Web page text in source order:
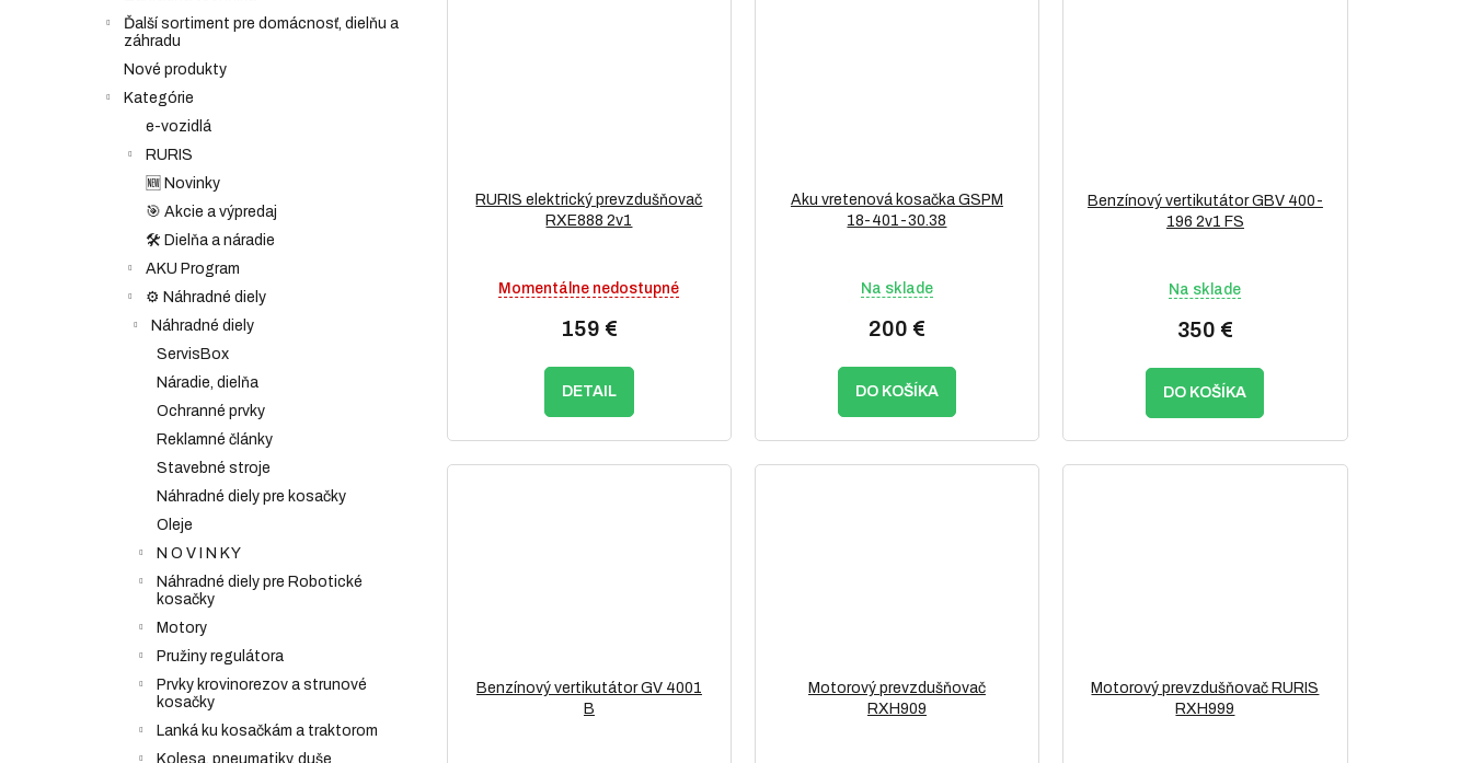
Ďalší sortiment pre domácnosť, dielňu a
záhradu
Nové produkty
Kategórie
e-vozidlá
RURIS
🆕 Novinky
🎯 Akcie a výpredaj
🛠️ Dielňa a náradie
AKU Program
⚙️ Náhradné diely
Náhradné diely
ServisBox
Náradie, dielňa
Ochranné prvky
Reklamné články
Stavebné stroje
Náhradné diely pre kosačky
Oleje
N O V I N K Y
Náhradné diely pre Robotické
kosačky
Motory
Pružiny regulátora
Prvky krovinorezov a strunové
kosačky
Lanká ku kosačkám a traktorom
Kolesa, pneumatiky, duše
RURIS elektrický prevzdušňovač
RXE888 2v1
Momentálne nedostupné
159 €
DETAIL
Aku vretenová kosačka GSPM
18-401-30.38
Na sklade
200 €
DO KOŠÍKA
Benzínový vertikutátor GBV 400-
196 2v1 FS
Na sklade
350 €
DO KOŠÍKA
Benzínový vertikutátor GV 4001
B
Motorový prevzdušňovač
RXH909
Motorový prevzdušňovač RURIS
RXH999